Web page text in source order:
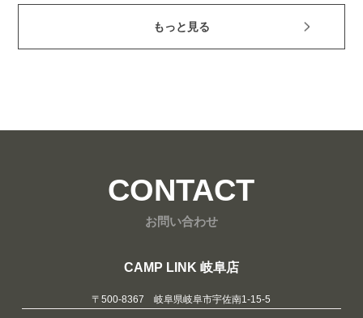
もっと見る
CONTACT
お問い合わせ
CAMP LINK 岐阜店
〒500-8367 岐阜県岐阜市宇佐南1-15-5